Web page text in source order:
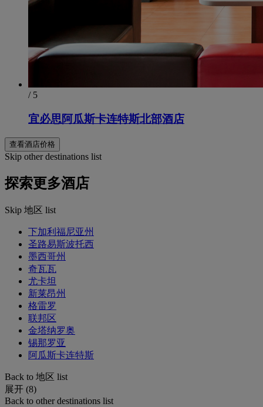
/ 5
宜必思阿瓜斯卡连特斯北部酒店
查看酒店价格
Skip other destinations list
探索更多酒店
Skip 地区 list
下加利福尼亚州
圣路易斯波托西
墨西哥州
奇瓦瓦
尤卡坦
新莱昂州
格雷罗
联邦区
金塔纳罗奥
锡那罗亚
阿瓜斯卡连特斯
Back to 地区 list
展开 (8)
Back to other destinations list